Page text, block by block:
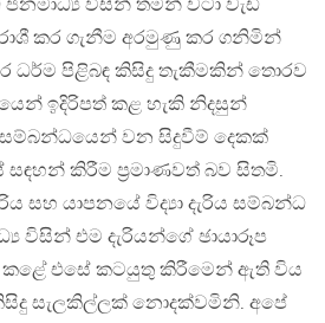
විසින් තමන් වටා වැඩි
කර ගැනීම අරමුණු කර ගනිමින්
ධර්ම පිළිබඳ කිසිදු තැකීමකින් තොරව
ඉදිරිපත් කළ හැකි නිදසුන්
වන සිදුවීම් දෙකක්
කිරීම ප්‍රමාණවත් බව සිතමි.
සහ යාපනයේ විද්‍යා දැරිය සම්බන්ධ
විසින් එම දැරියන්ගේ ඡායාරූප
කළේ එසේ කටයුතු කිරීමෙන් ඇති විය
සැලකිල්ලක් නොදක්වමිනි. අපේ